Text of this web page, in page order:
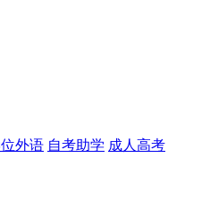
外语 自考助学 成人高考